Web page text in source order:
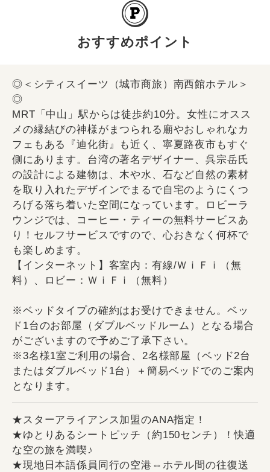
おすすめポイント
◎＜シティスイーツ（城市商旅）南西館ホテル＞
◎
MRT「中山」駅からは徒歩約10分。女性にオスス
メの縁結びの神様がまつられる廟やおしゃれなカ
フェもある『迪化街』も近く、寧夏路夜市もすぐ
側にあります。台湾の著名デザイナー、呉宗岳氏
の設計による建物は、木や水、石など自然の素材
を取り入れたデザインでまるで自宅のようにくつ
ろげる落ち着いた空間になっています。ロビーラ
ウンジでは、コーヒー・ティーの無料サービスあ
り！セルフサービスですので、心おきなく何杯で
も楽しめます。
【インターネット】客室内：有線/ＷｉＦｉ（無
料）、ロビー：ＷｉＦｉ（無料）
※ベッドタイプの確約はお受けできません。ベッ
ド1台のお部屋（ダブルベッドルーム）となる場合
がございますので予めご了承下さい。
※3名様1室ご利用の場合、2名様部屋（ベッド2台
またはダブルベッド1台）＋簡易ベッドでのご案内
となります。
★スターアライアンス加盟のANA指定！
★ゆとりあるシートピッチ（約150センチ）！快適
な空の旅を満喫♪
★現地日本語係員同行の空港⇔ホテル間の往復送